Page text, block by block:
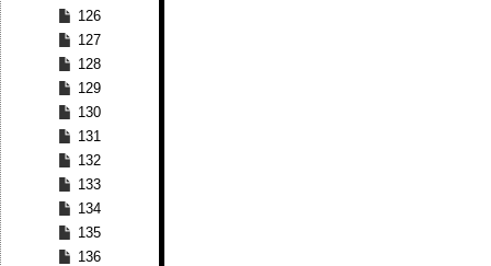
126
127
128
129
130
131
132
133
134
135
136